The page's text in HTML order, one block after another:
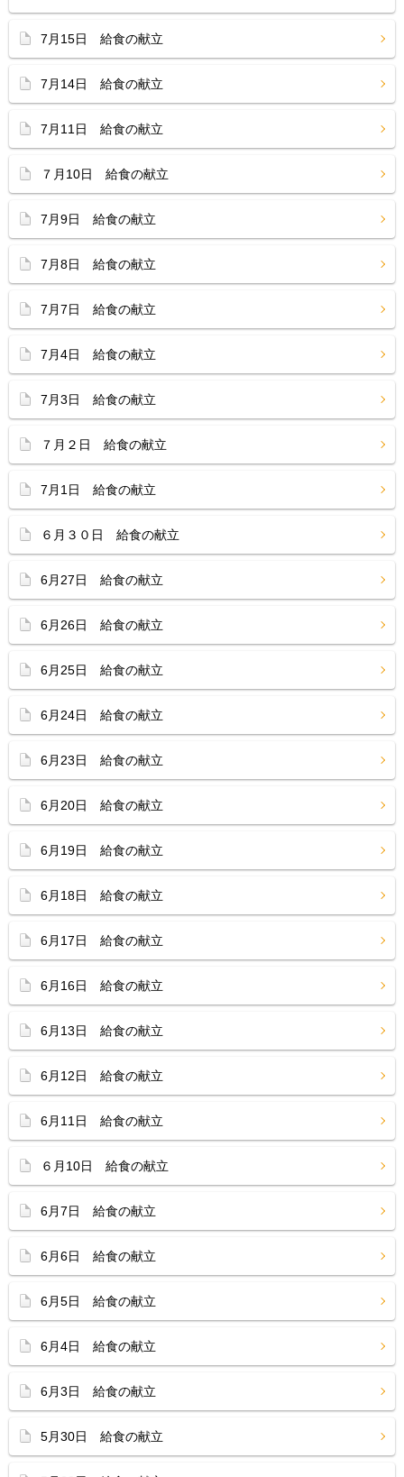
7月15日 給食の献立
7月14日 給食の献立
7月11日 給食の献立
７月10日 給食の献立
7月9日 給食の献立
7月8日 給食の献立
7月7日 給食の献立
7月4日 給食の献立
7月3日 給食の献立
７月２日 給食の献立
7月1日 給食の献立
６月３０日 給食の献立
6月27日 給食の献立
6月26日 給食の献立
6月25日 給食の献立
6月24日 給食の献立
6月23日 給食の献立
6月20日 給食の献立
6月19日 給食の献立
6月18日 給食の献立
6月17日 給食の献立
6月16日 給食の献立
6月13日 給食の献立
6月12日 給食の献立
6月11日 給食の献立
６月10日 給食の献立
6月7日 給食の献立
6月6日 給食の献立
6月5日 給食の献立
6月4日 給食の献立
6月3日 給食の献立
5月30日 給食の献立